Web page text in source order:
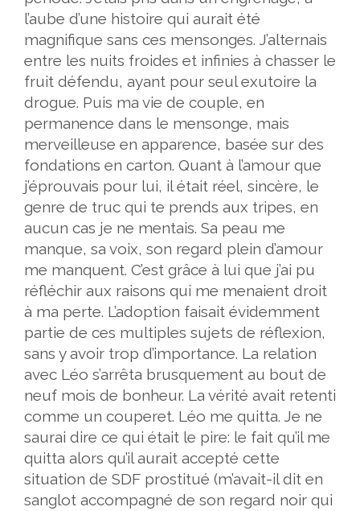
l’aube d’une histoire qui aurait été
magnifique sans ces mensonges. J’alternais
entre les nuits froides et infinies à chasser le
fruit défendu, ayant pour seul exutoire la
drogue. Puis ma vie de couple, en
permanence dans le mensonge, mais
merveilleuse en apparence, basée sur des
fondations en carton. Quant à l’amour que
j’éprouvais pour lui, il était réel, sincère, le
genre de truc qui te prends aux tripes, en
aucun cas je ne mentais. Sa peau me
manque, sa voix, son regard plein d’amour
me manquent. C’est grâce à lui que j’ai pu
réfléchir aux raisons qui me menaient droit
à ma perte. L’adoption faisait évidemment
partie de ces multiples sujets de réflexion,
sans y avoir trop d’importance. La relation
avec Léo s’arrêta brusquement au bout de
neuf mois de bonheur. La vérité avait retenti
comme un couperet. Léo me quitta. Je ne
saurai dire ce qui était le pire: le fait qu’il me
quitta alors qu’il aurait accepté cette
situation de SDF prostitué (m’avait-il dit en
sanglot accompagné de son regard noir qui